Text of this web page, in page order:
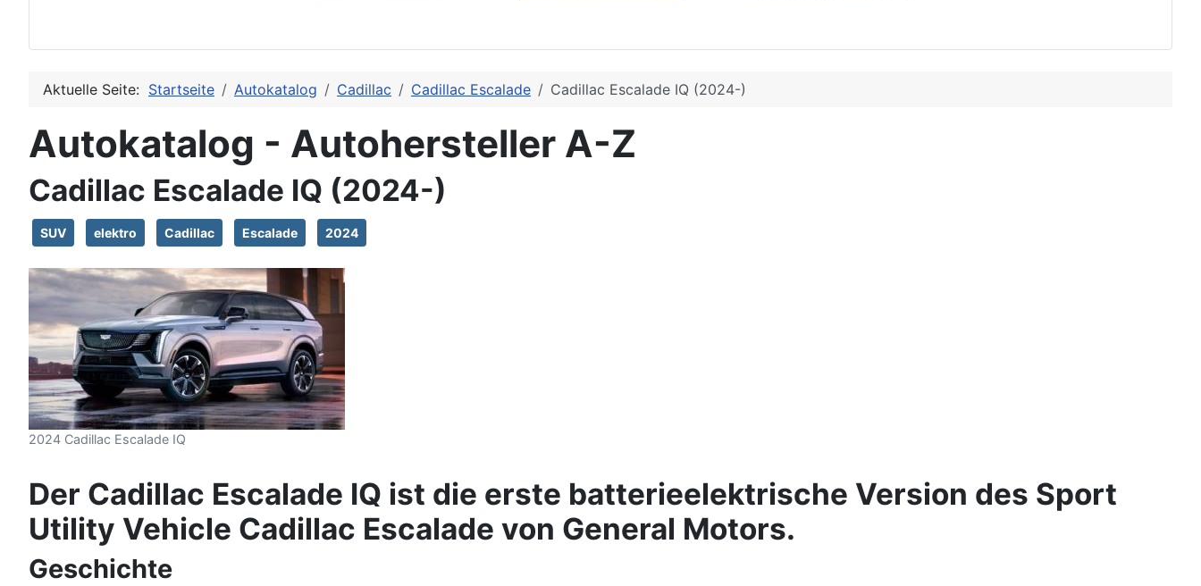
Aktuelle Seite: Startseite Autokatalog Cadillac Cadillac Escalade Cadillac Escalade IQ (2024-)
Autokatalog - Autohersteller A-Z
Cadillac Escalade IQ (2024-)
SUV elektro Cadillac Escalade 2024
2024 Cadillac Escalade IQ
Der Cadillac Escalade IQ ist die erste batterieelektrische Version des Sport
Utility Vehicle Cadillac Escalade von General Motors.
Geschichte